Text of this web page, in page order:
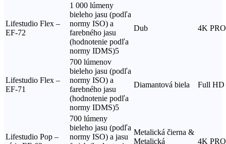
Lifestudio Flex –
EF-72
1 000 lúmeny
bieleho jasu (podľa
normy ISO) a
farebného jasu
(hodnotenie podľa
normy IDMS)5
Dub 4K
Lifestudio Flex –
EF-71
700 lúmenov
bieleho jasu (podľa
normy ISO) a
farebného jasu
(hodnotenie podľa
normy IDMS)5
Diamantová biela Full HD
Lifestudio Pop –
700 lúmeny
bieleho jasu (podľa
normy ISO) a jasu
Metalická čierna &
Metalická
4K